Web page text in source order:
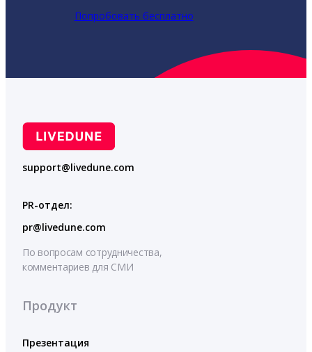
Попробовать бесплатно
support@livedune.com
PR-отдел:
pr@livedune.com
По вопросам сотрудничества,
комментариев для СМИ
Продукт
Презентация